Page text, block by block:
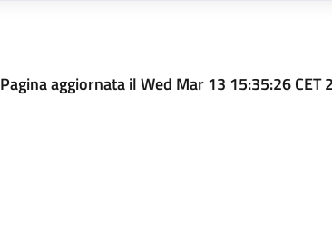
Pagina aggiornata il Wed Mar 13 15:35:26 CET